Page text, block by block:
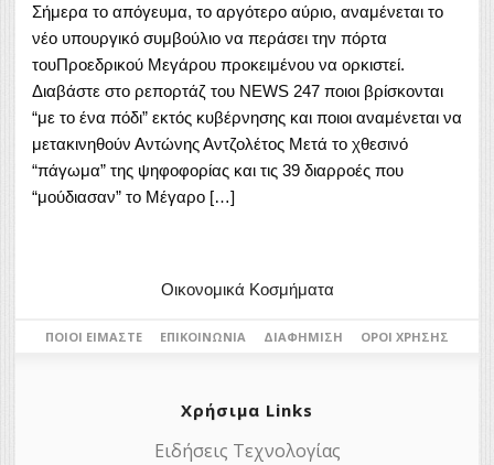
Σήμερα το απόγευμα, το αργότερο αύριο, αναμένεται το
νέο υπουργικό συμβούλιο να περάσει την πόρτα
τουΠροεδρικού Μεγάρου προκειμένου να ορκιστεί.
Διαβάστε στο ρεπορτάζ του NEWS 247 ποιοι βρίσκονται
“με το ένα πόδι” εκτός κυβέρνησης και ποιοι αναμένεται να
μετακινηθούν Αντώνης Αντζολέτος Μετά το χθεσινό
“πάγωμα” της ψηφοφορίας και τις 39 διαρροές που
“μούδιασαν” το Μέγαρο […]
Οικονομικά Κοσμήματα
ΠΟΙΟΙ ΕΊΜΑΣΤΕ ΕΠΙΚΟΙΝΩΝΊΑ ΔΙΑΦΉΜΙΣΗ ΌΡΟΙ ΧΡΉΣΗΣ
Χρήσιμα Links
Ειδήσεις Τεχνολογίας